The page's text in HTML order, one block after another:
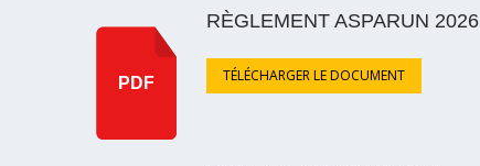
PDF
RÈGLEMENT ASPARUN 2026
TÉLÉCHARGER LE DOCUMENT